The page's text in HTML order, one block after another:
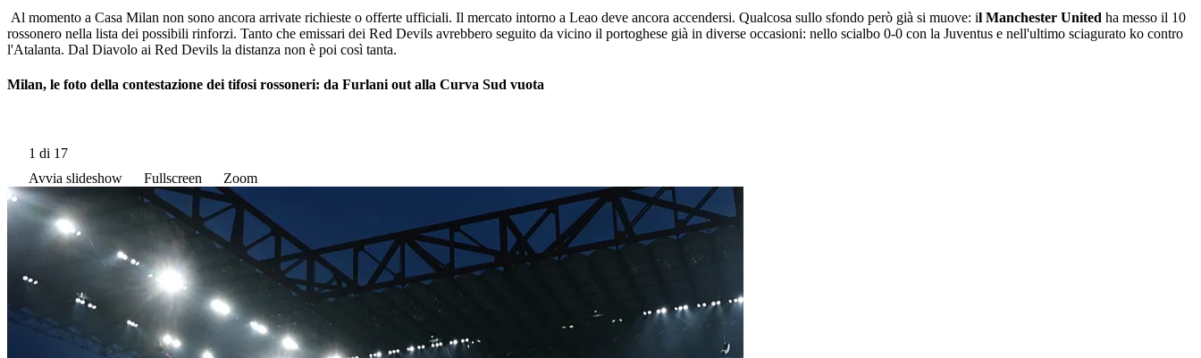
Al momento a Casa Milan non sono ancora arrivate richieste o offerte ufficiali. Il mercato intorno a Leao deve ancora accendersi. Qualcosa sullo sfondo però già si muove: il Manchester United ha messo il 10
rossonero nella lista dei possibili rinforzi. Tanto che emissari dei Red Devils avrebbero seguito da vicino il portoghese già in diverse occasioni: nello scialbo 0-0 con la Juventus e nell'ultimo sciagurato ko contro
l'Atalanta. Dal Diavolo ai Red Devils la distanza non è poi così tanta.
Milan, le foto della contestazione dei tifosi rossoneri: da Furlani out alla Curva Sud vuota
1 di 17
Avvia slideshow
Fullscreen Zoom